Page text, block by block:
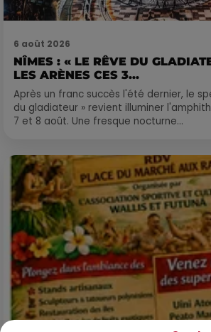
6 août 2026
NÎMES : « LE RÊVE DU
LES ARÈNES CES 3...
Après un franc succès l'été dernier, le
du gladiateur » revient illuminer
7 et 8 août. Une fresque nocturne...